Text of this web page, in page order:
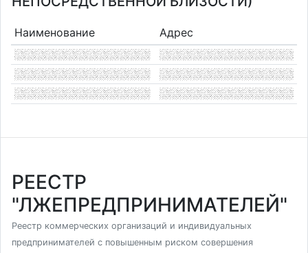
Наименование Адрес
РЕЕСТР
"ЛЖЕПРЕДПРИНИМАТЕЛЕЙ"
Реестр коммерческих организаций и индивидуальных
предпринимателей с повышенным риском совершения